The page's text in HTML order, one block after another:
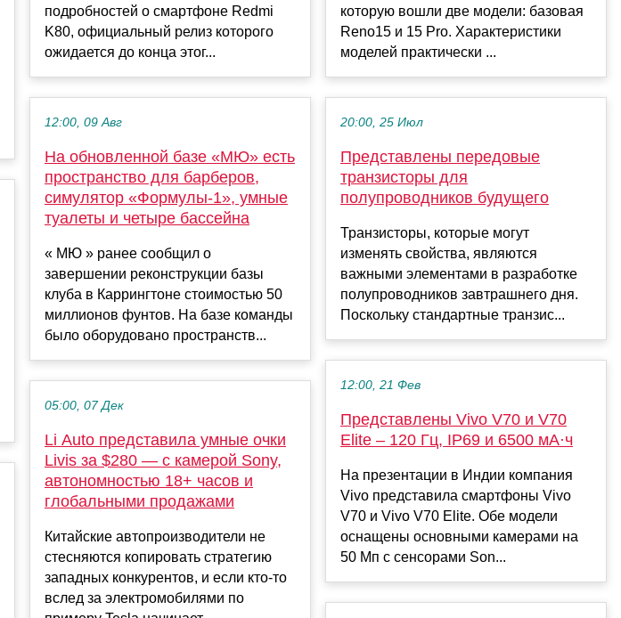
подробностей о смартфоне Redmi
K80, официальный релиз которого
ожидается до конца этог...
12:00, 09 Авг
На обновленной базе «МЮ» есть
пространство для барберов,
симулятор «Формулы-1», умные
туалеты и четыре бассейна
« МЮ » ранее сообщил о
завершении реконструкции базы
клуба в Каррингтоне стоимостью 50
миллионов фунтов. На базе команды
было оборудовано пространств...
05:00, 07 Дек
Li Auto представила умные очки
Livis за $280 — с камерой Sony,
автономностью 18+ часов и
глобальными продажами
Китайские автопроизводители не
стесняются копировать стратегию
западных конкурентов, и если кто-то
вслед за электромобилями по
которую вошли две модели: базовая
Reno15 и 15 Pro. Характеристики
моделей практически ...
20:00, 25 Июл
Представлены передовые
транзисторы для
полупроводников будущего
Транзисторы, которые могут
изменять свойства, являются
важными элементами в разработке
полупроводников завтрашнего дня.
Поскольку стандартные транзис...
12:00, 21 Фев
Представлены Vivo V70 и V70
Elite – 120 Гц, IP69 и 6500 мА·ч
На презентации в Индии компания
Vivo представила смартфоны Vivo
V70 и Vivo V70 Elite. Обе модели
оснащены основными камерами на
50 Мп с сенсорами Son...